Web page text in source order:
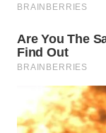
WN
SERIBU
TANGERANG
WN